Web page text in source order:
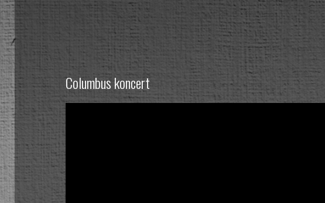
Columbus koncert